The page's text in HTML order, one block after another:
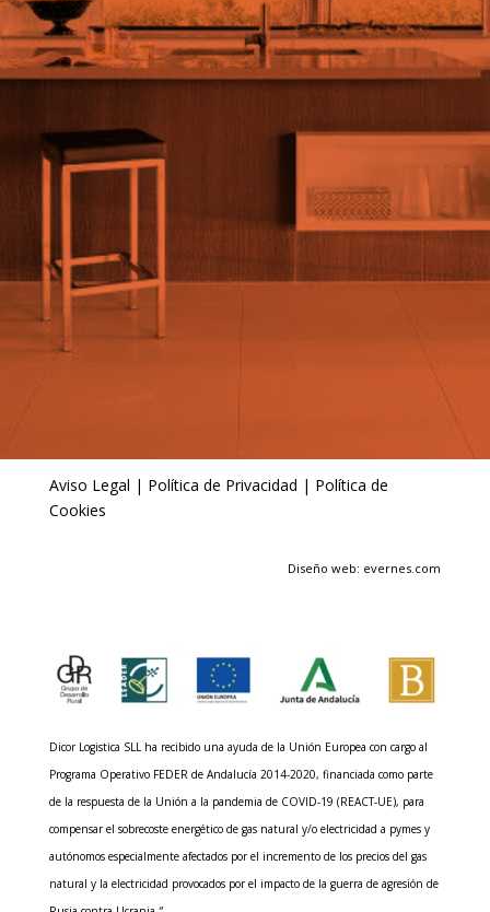
Aviso Legal | Política de Privacidad | Política de
Cookies
Diseño web: evernes.com
Dicor Logistica SLL ha recibido una ayuda de la Unión Europea con cargo al
Programa Operativo FEDER de Andalucía 2014-2020, financiada como parte
de la respuesta de la Unión a la pandemia de COVID-19 (REACT-UE), para
compensar el sobrecoste energético de gas natural y/o electricidad a pymes y
autónomos especialmente afectados por el incremento de los precios del gas
natural y la electricidad provocados por el impacto de la guerra de agresión de